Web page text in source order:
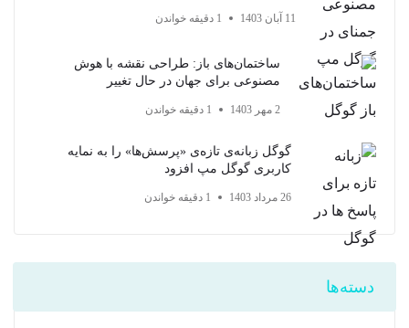
11 آبان 1403 1 دقیقه خواندن
ساختمان‌های باز: طراحی نقشه با هوش
مصنوعی برای جهان در حال تغییر
2 مهر 1403 1 دقیقه خواندن
گوگل زبانه‌ی تازه‌ی «پرسش‌ها» را به نمایه
کاربری گوگل مپ افزود
26 مرداد 1403 1 دقیقه خواندن
دسته‌ها